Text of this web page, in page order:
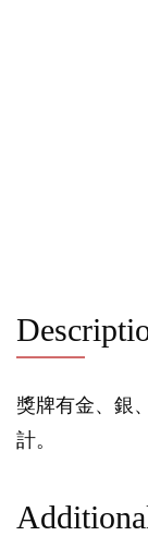
獎牌有金、銀
計。